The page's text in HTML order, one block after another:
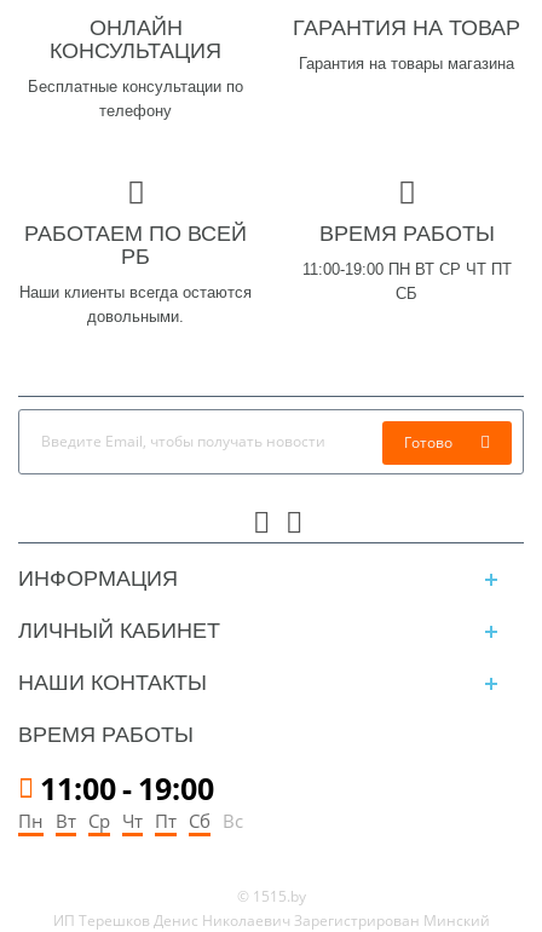
ОНЛАЙН
КОНСУЛЬТАЦИЯ
Бесплатные консультации по
телефону
ГАРАНТИЯ НА ТОВАР
Гарантия на товары магазина
РАБОТАЕМ ПО ВСЕЙ
РБ
Наши клиенты всегда остаются
довольными.
ВРЕМЯ РАБОТЫ
11:00-19:00 ПН ВТ СР ЧТ ПТ
СБ
Готово
ИНФОРМАЦИЯ
ЛИЧНЫЙ КАБИНЕТ
НАШИ КОНТАКТЫ
ВРЕМЯ РАБОТЫ
11:00-19:00
Пн Вт Ср Чт Пт Сб Вс
© 1515.by
ИП Терешков Денис Николаевич Зарегистрирован Минский